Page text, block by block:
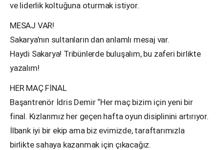
ve liderlik koltuğuna oturmak istiyor.
MESAJ VAR!
Sakarya’nın sultanların dan anlamlı mesaj var.
Haydi Sakarya! Tribünlerde buluşalım, bu zaferi birlikte
yazalım!
HER MAÇ FİNAL
Başantrenör İdris Demir “Her maç bizim için yeni bir
final. Kızlarımız her geçen hafta oyun disiplinini artırıyor.
İlbank iyi bir ekip ama biz evimizde, taraftarımızla
birlikte sahaya kazanmak için çıkacağız.